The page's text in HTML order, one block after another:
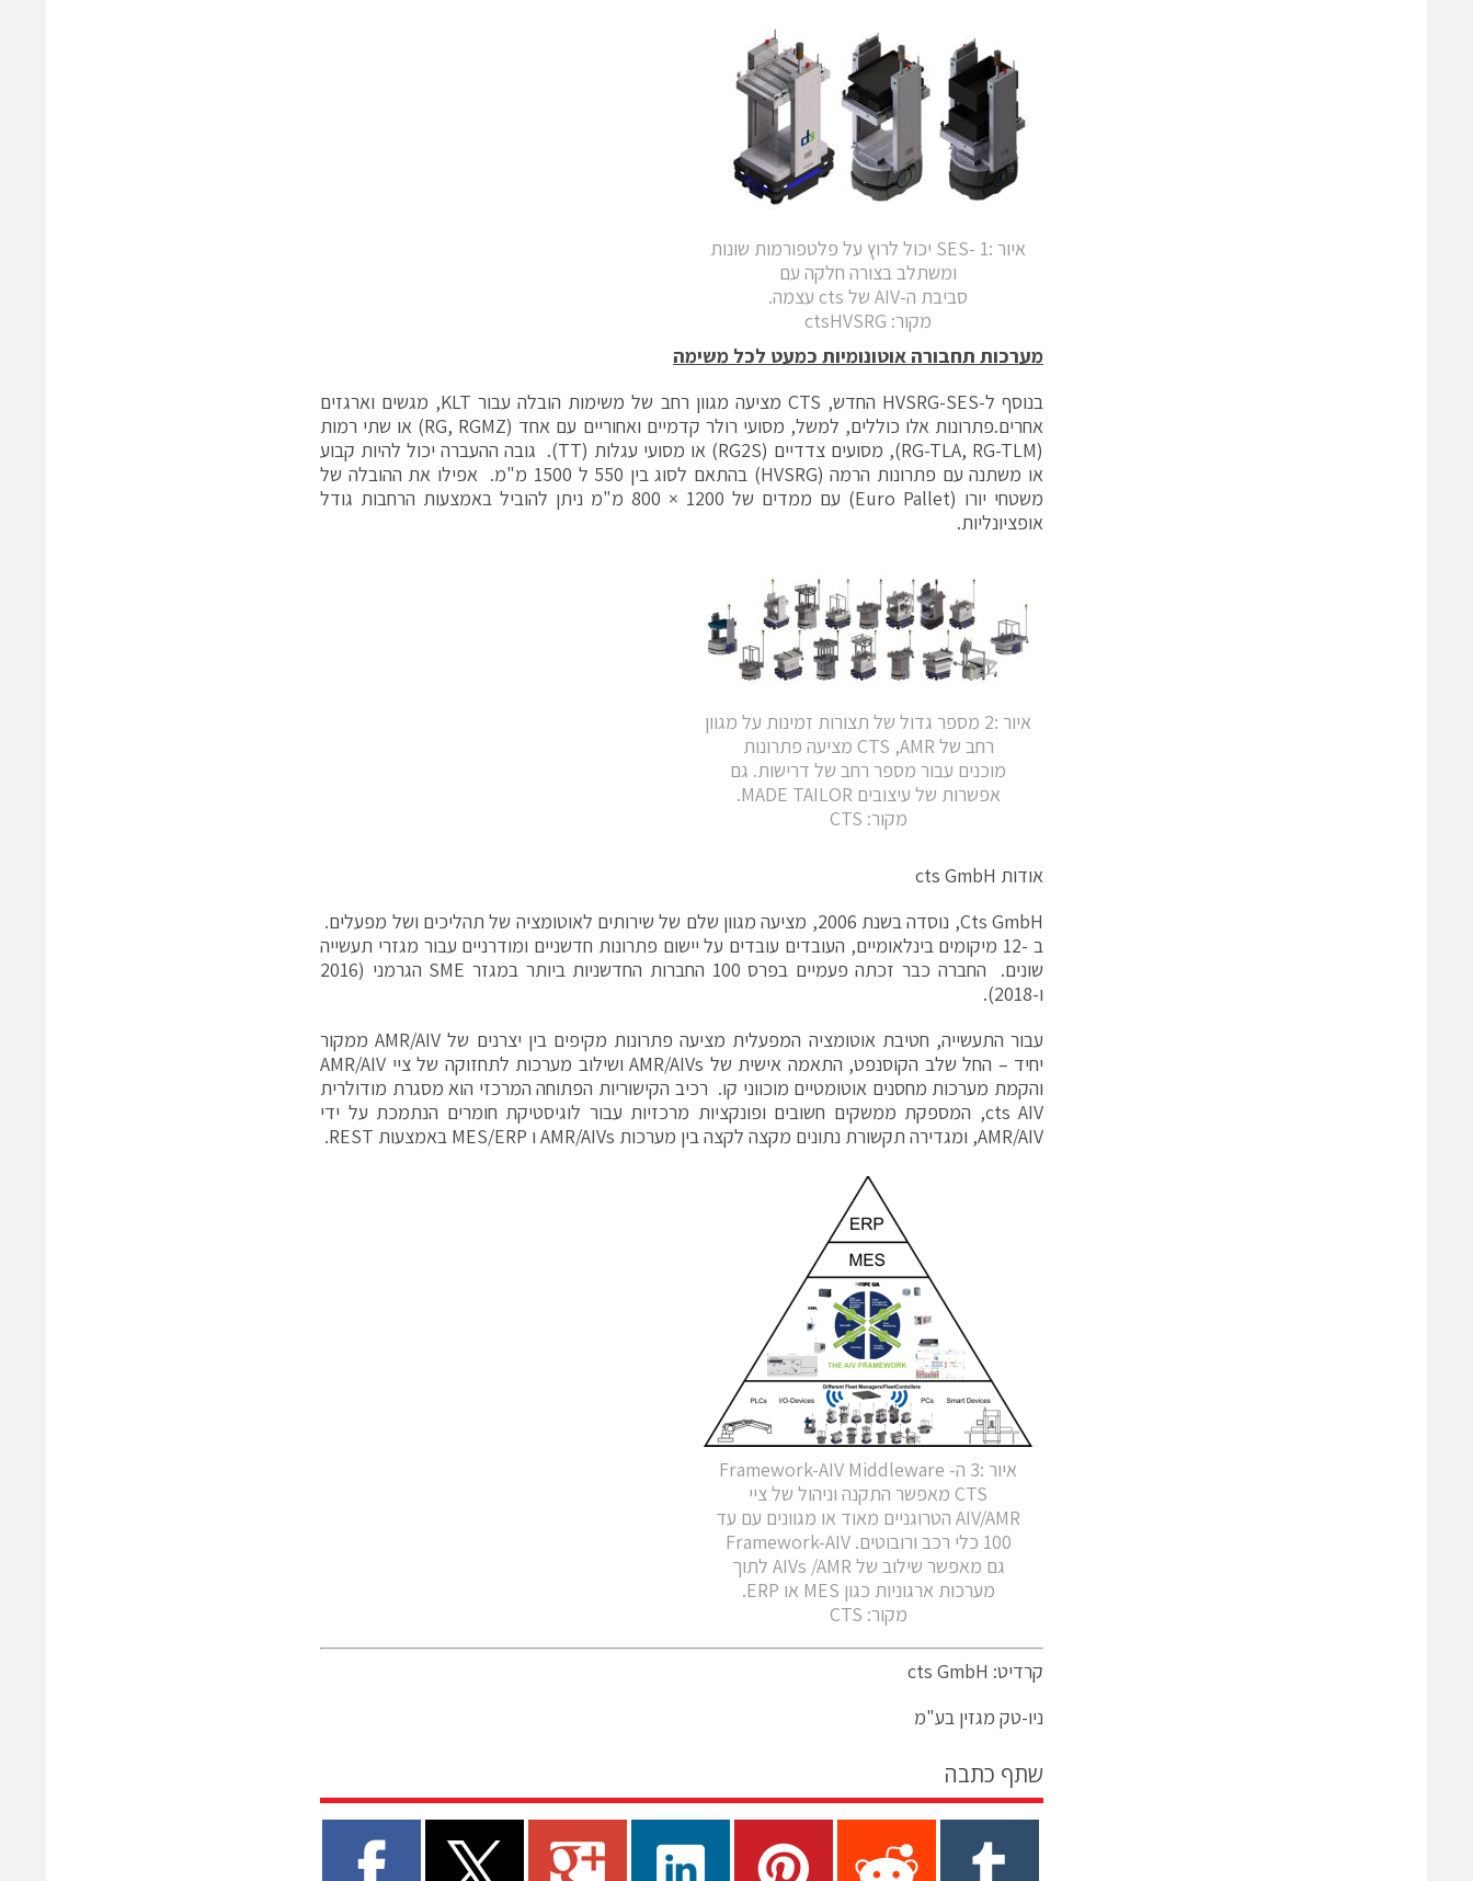
איור :1 -SES יכול לרוץ על פלטפורמות שונות
ומשתלב בצורה חלקה עם
סביבת ה-AIV של cts עצמה.
מקור: ctsHVSRG
מערכות תחבורה אוטונומיות כמעט לכל משימה
בנוסף ל-HVSRG-SES החדש, CTS מציעה מגוון רחב של משימות הובלה עבור KLT, מגשים וארגזים
אחרים.פתרונות אלו כוללים, למשל, מסועי רולר קדמיים ואחוריים עם אחד (RG, RGMZ) או שתי רמות
(RG-TLA, RG-TLM), מסועים צדדיים (RG2S) או מסועי עגלות (TT). גובה ההעברה יכול להיות קבוע
או משתנה עם פתרונות הרמה (HVSRG) בהתאם לסוג בין 550 ל 1500 מ"מ. אפילו את ההובלה של
משטחי יורו (Euro Pallet) עם ממדים של 1200 × 800 מ"מ ניתן להוביל באמצעות הרחבות גודל
אופציונליות.
איור :2 מספר גדול של תצורות זמינות על מגוון
רחב של CTS ,AMR מציעה פתרונות
מוכנים עבור מספר רחב של דרישות. גם
אפשרות של עיצובים MADE TAILOR.
מקור: CTS
אודות cts GmbH
Cts GmbH, נוסדה בשנת 2006, מציעה מגוון שלם של שירותים לאוטומציה של תהליכים ושל מפעלים.
ב -12 מיקומים בינלאומיים, העובדים עובדים על יישום פתרונות חדשניים ומודרניים עבור מגזרי תעשייה
שונים. החברה כבר זכתה פעמיים בפרס 100 החברות החדשניות ביותר במגזר SME הגרמני (2016
ו-2018).
עבור התעשייה, חטיבת אוטומציה המפעלית מציעה פתרונות מקיפים בין יצרנים של AMR/AIV ממקור
יחיד – החל שלב הקוסנפט, התאמה אישית של AMR/AIVs ושילוב מערכות לתחזוקה של ציי AMR/AIV
והקמת מערכות מחסנים אוטומטיים מוכווני קו. רכיב הקישוריות הפתוחה המרכזי הוא מסגרת מודולרית
cts AIV, המספקת ממשקים חשובים ופונקציות מרכזיות עבור לוגיסטיקת חומרים הנתמכת על ידי
AMR/AIV, ומגדירה תקשורת נתונים מקצה לקצה בין מערכות AMR/AIVs ו MES/ERP באמצעות REST.
איור :3 ה- Framework-AIV Middleware
CTS מאפשר התקנה וניהול של ציי
AIV/AMR הטרוגניים מאוד או מגוונים עם עד
100 כלי רכב ורובוטים. Framework-AIV
גם מאפשר שילוב של AIVs /AMR לתוך
מערכות ארגוניות כגון MES או ERP.
מקור: CTS
קרדיט: cts GmbH
ניו-טק מגזין בע"מ
שתף כתבה